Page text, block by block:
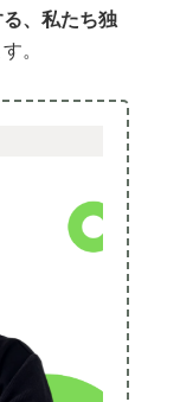
、私たち独
。